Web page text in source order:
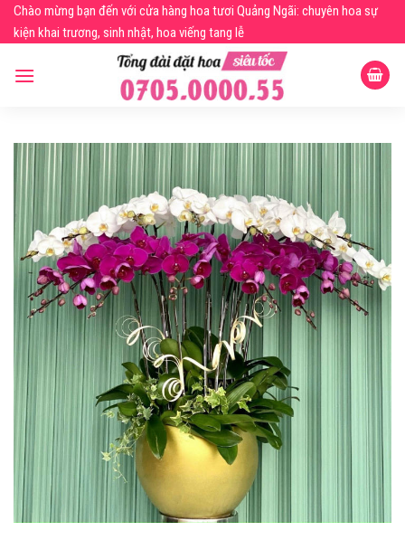
SkipChào mừng bạn đến với cửa hàng hoa tươi Quảng Ngãi: chuyên hoa sự
kiện khai trương, sinh nhật, hoa viếng tang lễ